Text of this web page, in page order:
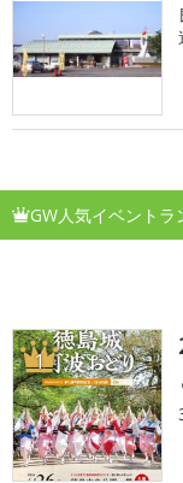
GW人気イベントラ
1